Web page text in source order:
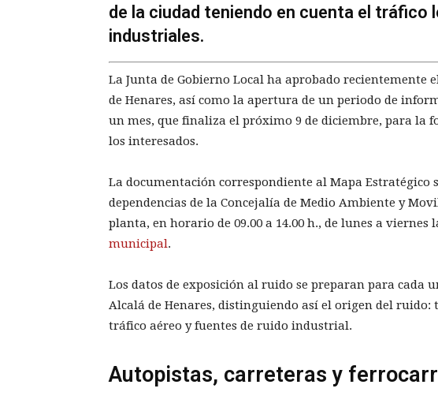
de la ciudad teniendo en cuenta el tráfico
industriales.
La Junta de Gobierno Local ha aprobado recientemente
de Henares, así como la apertura de un periodo de
un mes, que finaliza el próximo 9 de diciembre, para la
los interesados.
La documentación correspondiente al Mapa Estratégico
dependencias de la Concejalía de Medio Ambiente y
planta, en horario de 09.00 a 14.00 h., de lunes a viernes
municipal.
Los datos de exposición al ruido se preparan para cada
Alcalá de Henares, distinguiendo así el origen del
tráfico aéreo y fuentes de ruido industrial.
Autopistas, carreteras y